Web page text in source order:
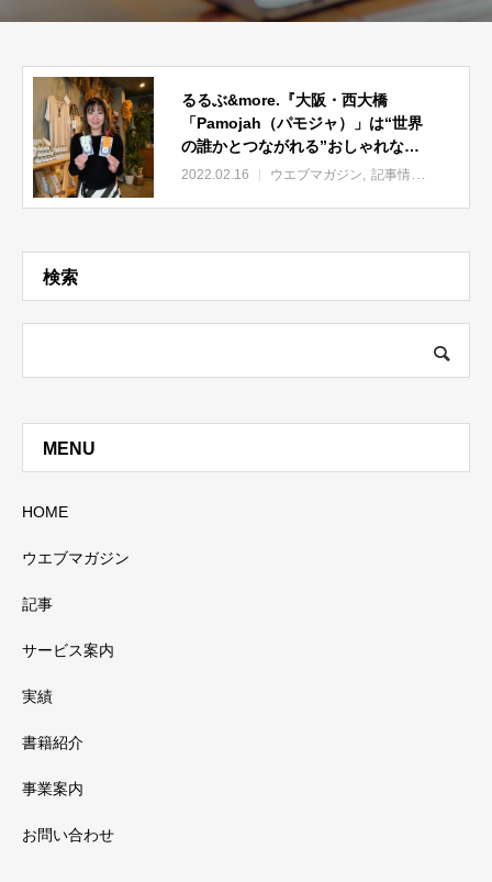
るるぶ&more.『大阪・西大橋
「Pamojah（パモジャ）」は“世界
の誰かとつながれる”おしゃれなフ
ェアトレード店』
2022.02.16 ウエブマガジン 記事情報
検索
MENU
HOME
ウエブマガジン
記事
サービス案内
実績
書籍紹介
事業案内
お問い合わせ